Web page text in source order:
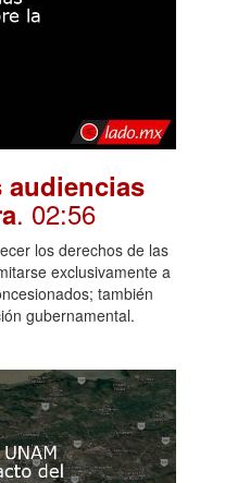
audiencias
. 02:56
los derechos de las
exclusivamente a
también
gubernamental.